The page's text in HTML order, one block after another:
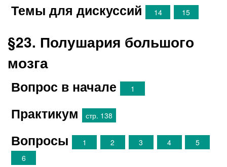
Темы для дискуссий 14 15
§23. Полушария большого
мозга
Вопрос в начале 1
Практикум стр. 138
Вопросы 1 2 3 4
5
6